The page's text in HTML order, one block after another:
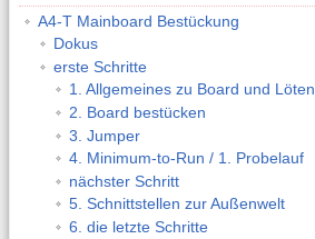
A4-T Mainboard Bestückung
Dokus
erste Schritte
1. Allgemeines zu Board und Löten
2. Board bestücken
3. Jumper
4. Minimum-to-Run / 1. Probelauf
nächster Schritt
5. Schnittstellen zur Außenwelt
6. die letzte Schritte